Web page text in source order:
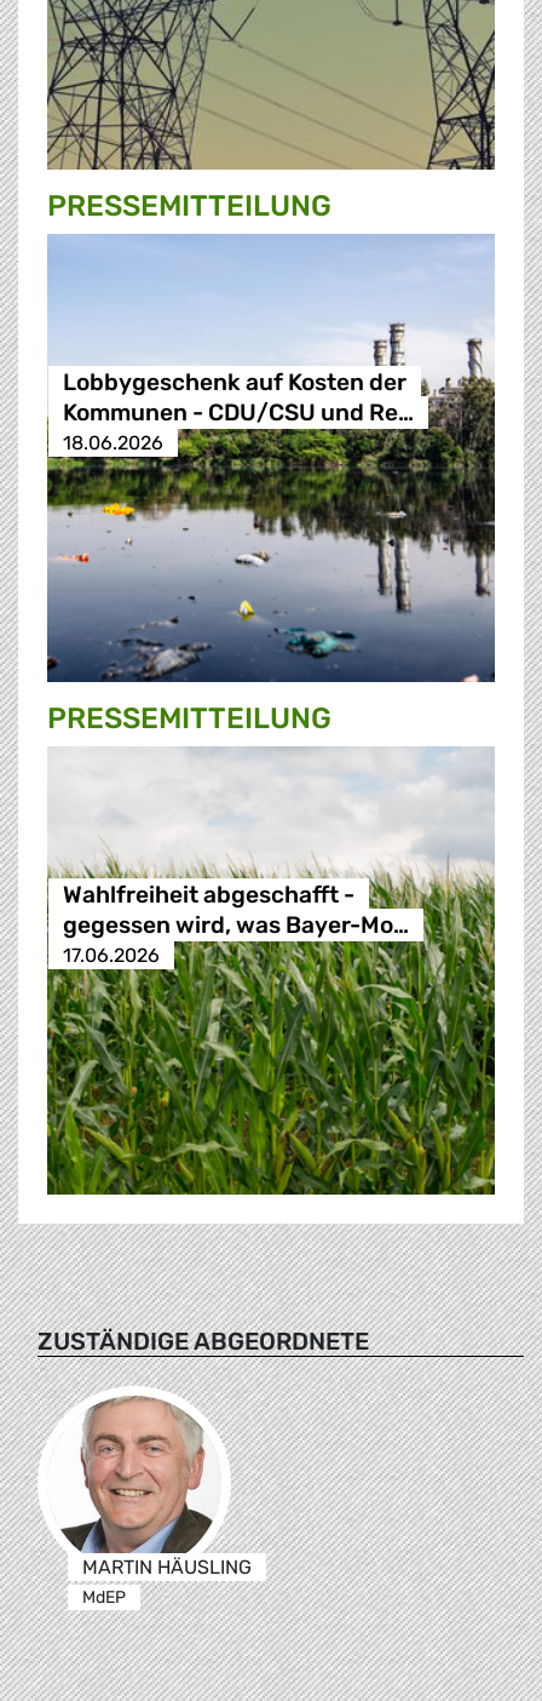
PRESSE­MITTEILUNG
Lobbygeschenk auf Kosten der
Kommunen - CDU/CSU und Re…
18.06.2026
PRESSE­MITTEILUNG
Wahlfreiheit abgeschafft -
gegessen wird, was Bayer-Mo…
17.06.2026
ZUSTÄNDIGE ABGEORDNETE
MARTIN HÄUSLING
MdEP